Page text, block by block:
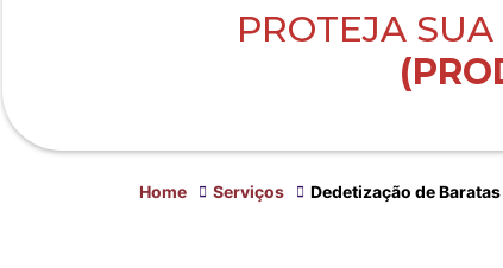
PROTEJA
Home Serviços Dedetização de